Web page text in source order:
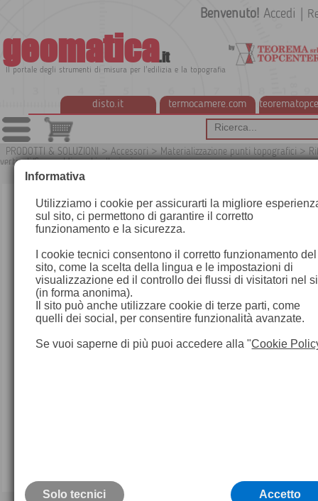
geomatica.it
Il portale degli strumenti di misura per l'edilizia e la topografia
disto.it termocamere.com
Benvenuto! Accedi
PRODOTTI & SOLUZIONI > Accessori > Materializzazione punti topografici >
verticali/Caposaldi per Livellazioni
Informativa
Utilizziamo i cookie per assicurarti la migliore
sul sito, ci permettono di garantire il corretto
funzionamento e la sicurezza.
I cookie tecnici consentono il corretto funzionamento del
sito, come la scelta della lingua e le impostazioni di
visualizzazione ed il controllo dei flussi di visitatori nel
(in forma anonima).
Il sito può anche utilizzare cookie di terze parti, come
quelli dei social, per consentire funzionalità avanzate.
Se vuoi saperne di più puoi accedere alla "Cookie
Solo tecnici Accetto